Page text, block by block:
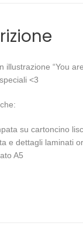
illustrazione “You
<3
su cartoncino
e dettagli laminati
A5